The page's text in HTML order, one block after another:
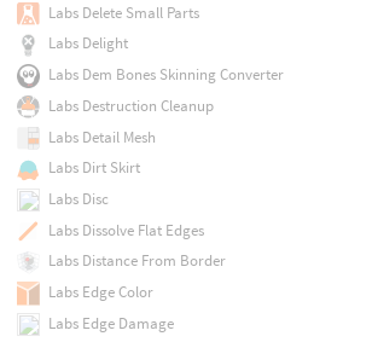
Labs Delete Small Parts
Labs Delight
Labs Dem Bones Skinning Converter
Labs Destruction Cleanup
Labs Detail Mesh
Labs Dirt Skirt
Labs Disc
Labs Dissolve Flat Edges
Labs Distance From Border
Labs Edge Color
Labs Edge Damage